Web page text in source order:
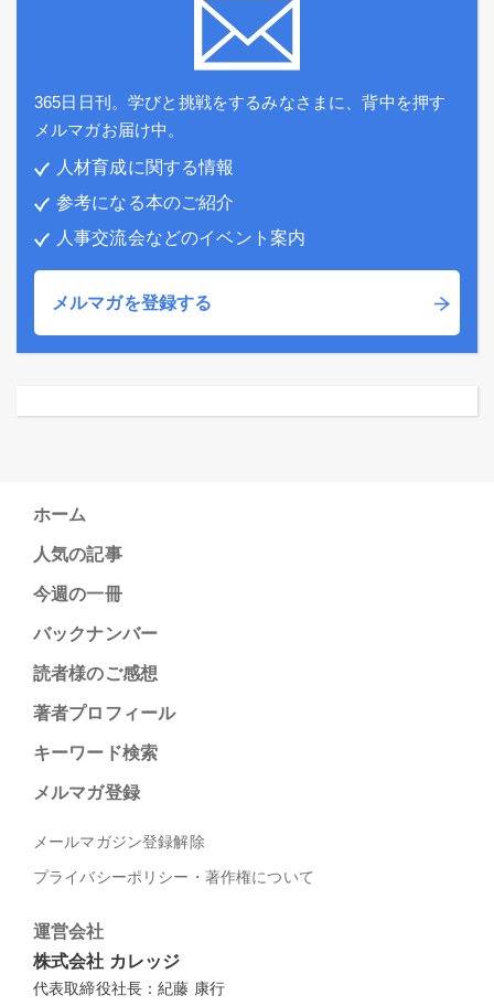
365日日刊。学びと挑戦をするみなさまに、背中を押す
メルマガお届け中。
人材育成に関する情報
参考になる本のご紹介
人事交流会などのイベント案内
メルマガを登録する
ホーム
人気の記事
今週の一冊
バックナンバー
読者様のご感想
著者プロフィール
キーワード検索
メルマガ登録
メールマガジン登録解除
プライバシーポリシー・著作権について
運営会社
株式会社 カレッジ
代表取締役社長：紀藤 康行